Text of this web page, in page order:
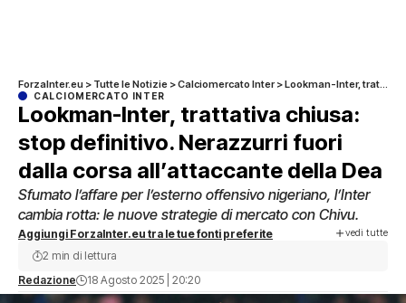
ForzaInter.eu > Tutte le Notizie >Calciomercato Inter>Lookman-Inter, trattativa chiusa: stop definitivo. Nerazzurri fuori dalla corsa all’attaccante della Dea
CALCIOMERCATO INTER
Lookman-Inter, trattativa chiusa:
stop definitivo. Nerazzurri fuori
dalla corsa all’attaccante della Dea
Sfumato l’affare per l’esterno offensivo nigeriano, l’Inter
cambia rotta: le nuove strategie di mercato con Chivu.
Aggiungi ForzaInter.eu tra le tue fonti preferite vedi tutte
Redazione 18 Agosto 2025 | 20:20
2 min di lettura